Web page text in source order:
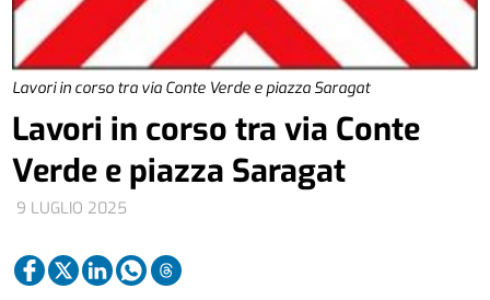
Lavori in corso tra via Conte Verde e piazza Saragat
9 LUGLIO 2025
Lavori in corso tra via Conte
Verde e piazza Saragat